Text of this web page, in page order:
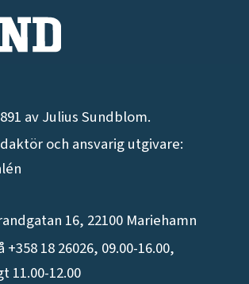
av Julius Sundblom.
och ansvarig utgivare:
16, 22100 Mariehamn
+358 18 26026, 09.00-16.00,
11.00-12.00